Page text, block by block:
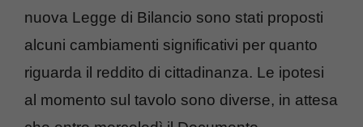
nuova Legge di Bilancio sono stati proposti
alcuni cambiamenti significativi per quanto
riguarda il reddito di cittadinanza. Le ipotesi
al momento sul tavolo sono diverse, in attesa